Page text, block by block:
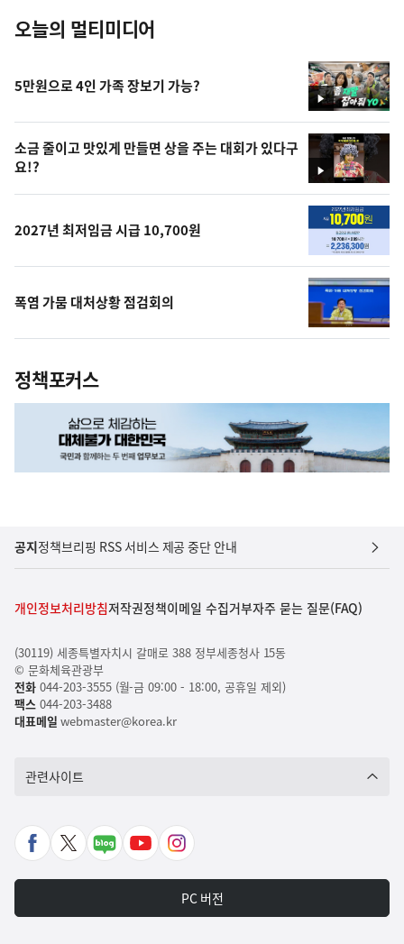
오늘의 멀티미디어
영
상
5만원으로 4인 가족 장보기 가능?
영
상
소금 줄이고 맛있게 만들면 상을 주는 대회가 있다구
요!?
2027년 최저임금 시급 10,700원
폭염 가뭄 대처상황 점검회의
정책포커스
공지정책브리핑 RSS 서비스 제공 중단 안내
개인정보처리방침저작권정책이메일 수집거부자주 묻는 질문(FAQ)
(30119) 세종특별자치시 갈매로 388 정부세종청사 15동
© 문화체육관광부
전화044-203-3555 (월-금 09:00 - 18:00, 공휴일 제외)
팩스 044-203-3488
대표메일 webmaster@korea.kr
관련사이트
페
X
네
유
인
타
그
PC 버전